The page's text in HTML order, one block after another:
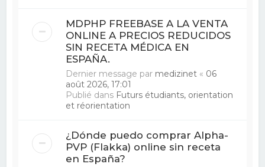
MDPHP FREEBASE A LA VENTA
ONLINE A PRECIOS REDUCIDOS
SIN RECETA MÉDICA EN
ESPAÑA.
Dernier message par medizinet « 06
août 2026, 17:01
Publié dans Futurs étudiants, orientation
et réorientation
¿Dónde puedo comprar Alpha-
PVP (Flakka) online sin receta
en España?